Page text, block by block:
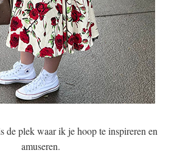
de plek waar ik je hoop te inspireren en
amuseren.